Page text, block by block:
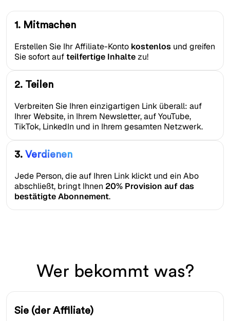
1. Mitmachen
Erstellen Sie Ihr Affiliate-Konto kostenlos und greifen
Sie sofort aufteilfertige Inhaltezu!
2. Teilen
Verbreiten Sie Ihren einzigartigen Link überall: auf
Ihrer Website, in Ihrem Newsletter, auf YouTube,
TikTok, LinkedIn und in Ihrem gesamten Netzwerk.
3. Verdienen
Jede Person, die auf Ihren Link klickt und ein Abo
abschließt, bringt Ihnen 20% Provision auf das
bestätigte Abonnement.
Wer bekommt was?
Sie (der Affiliate)